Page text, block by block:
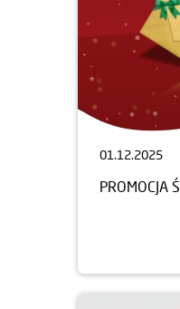
01.12.2025
PROMOCJA